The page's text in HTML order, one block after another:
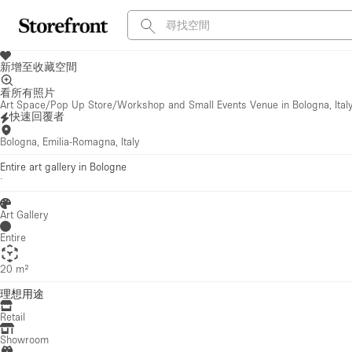
新增至收藏空間
看所有照片
Art Space/Pop Up Store/Workshop and Small Events Venue in Bologna, Italy
快速回覆者
Bologna, Emilia-Romagna, Italy
Entire art gallery in Bologne
·
Art Gallery
Entire
20 m²
理想用途
Retail
Showroom